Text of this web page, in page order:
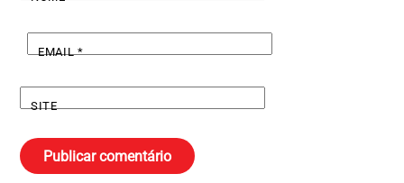
EMAIL*
SITE